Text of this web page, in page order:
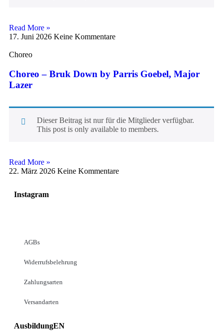
Read More »
17. Juni 2026 Keine Kommentare
Choreo
Choreo – Bruk Down by Parris Goebel, Major
Lazer
Dieser Beitrag ist nur für die Mitglieder verfügbar.
This post is only available to members.
Read More »
22. März 2026 Keine Kommentare
Instagram
AGBs
Widerrufsbelehrung
Zahlungsarten
Versandarten
AusbildungEN